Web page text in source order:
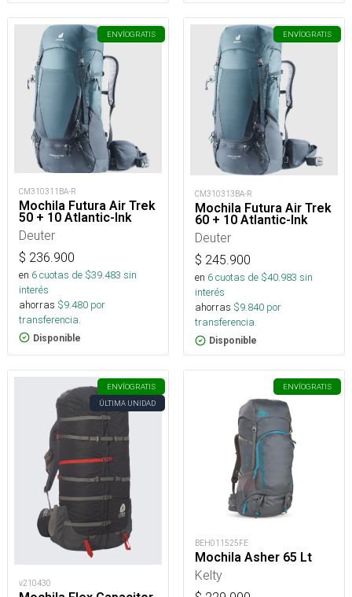
ENVÍOGRATIS
CM310311BA-R
Mochila Futura Air Trek
50 + 10 Atlantic-Ink
Deuter
$ 236.900
en 6cuotas de $39.483 sin
interés
ahorras $9.480 por
transferencia.
Disponible
ENVÍOGRATIS
CM310313BA-R
Mochila Futura Air Trek
60 + 10 Atlantic-Ink
Deuter
$ 245.900
en 6cuotas de $40.983 sin
interés
ahorras $9.840 por
transferencia.
Disponible
ENVÍOGRATIS
ÚLTIMA UNIDAD
v210430
ENVÍOGRATIS
BEH011525FE
Mochila Asher 65 Lt
Kelty